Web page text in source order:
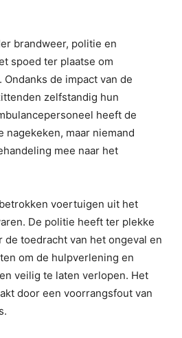
brandweer, politie en
spoed ter plaatse om
de impact van de
zelfstandig hun
heeft de
nagekeken, maar niemand
mee naar het
voertuigen uit het
De politie heeft ter plekke
de toedracht van het ongeval en
om de hulpverlening en
veilig te laten verlopen. Het
door een voorrangsfout van